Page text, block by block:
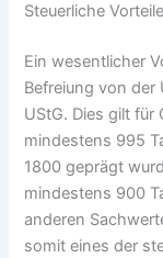
Steuerliche
Ein wesentlicher
Befreiung von der
UStG. Dies gilt für
mindestens 995
1800 geprägt
mindestens 900
anderen
somit eines der